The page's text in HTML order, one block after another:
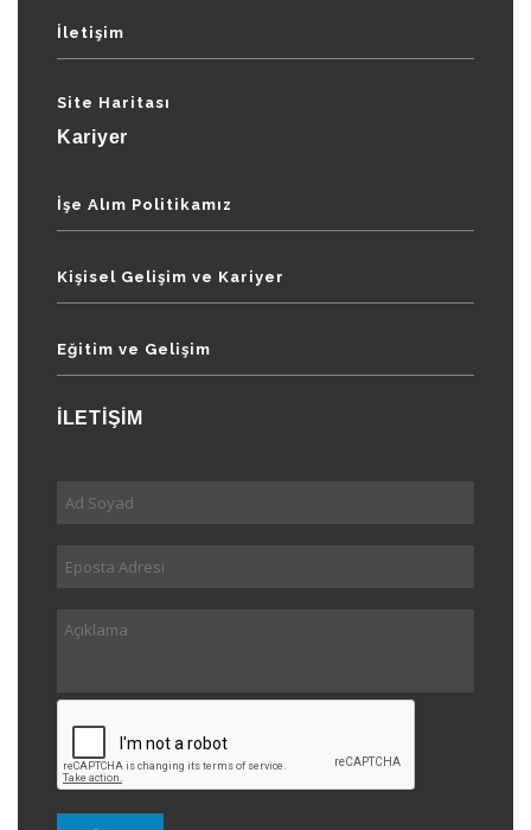
İletişim
Site Haritası
Kariyer
İşe Alım Politikamız
Kişisel Gelişim ve Kariyer
Eğitim ve Gelişim
İLETİŞİM